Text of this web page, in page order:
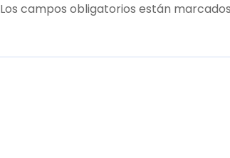
Los campos obligatorios están